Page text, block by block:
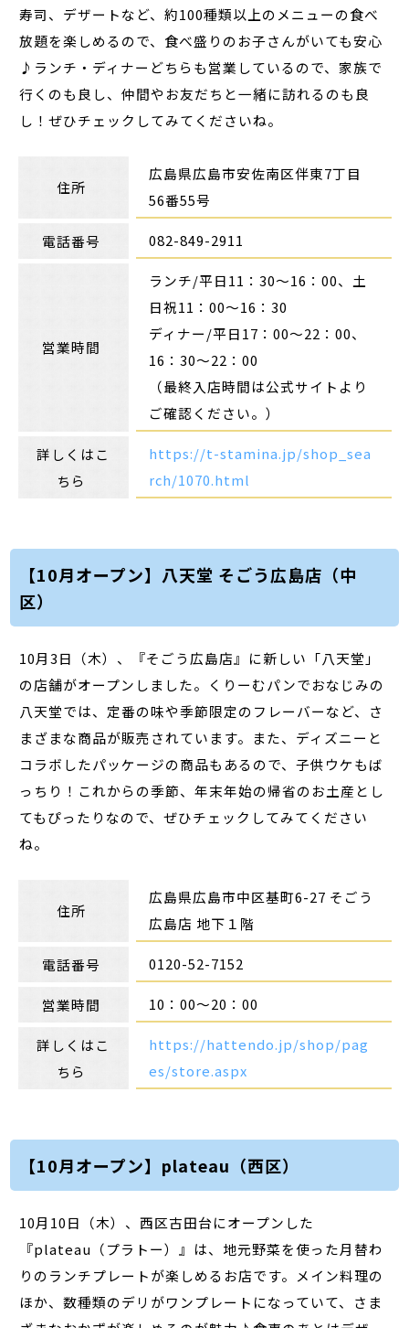
寿司、デザートなど、約100種類以上のメニューの食べ
放題を楽しめるので、食べ盛りのお子さんがいても安心
♪ランチ・ディナーどちらも営業しているので、家族で
行くのも良し、仲間やお友だちと一緒に訪れるのも良
し！ぜひチェックしてみてくださいね。
住所
広島県広島市安佐南区伴東7丁目
56番55号
電話番号 082-849-2911
営業時間
ランチ/平日11：30～16：00、土
日祝11：00～16：30
ディナー/平日17：00～22：00、
16：30～22：00
（最終入店時間は公式サイトより
ご確認ください。）
詳しくはこ
ちら
https://t-stamina.jp/shop_sea
rch/1070.html
【10月オープン】八天堂 そごう広島店（中
区）
10月3日（木）、『そごう広島店』に新しい「八天堂」
の店舗がオープンしました。くりーむパンでおなじみの
八天堂では、定番の味や季節限定のフレーバーなど、さ
まざまな商品が販売されています。また、ディズニーと
コラボしたパッケージの商品もあるので、子供ウケもば
っちり！これからの季節、年末年始の帰省のお土産とし
てもぴったりなので、ぜひチェックしてみてください
ね。
住所
広島県広島市中区基町6-27 そごう
広島店 地下１階
電話番号 0120-52-7152
営業時間 10：00～20：00
詳しくはこ
ちら
https://hattendo.jp/shop/pag
es/store.aspx
【10月オープン】plateau（西区）
10月10日（木）、西区古田台にオープンした
『plateau（プラトー）』は、地元野菜を使った月替わ
りのランチプレートが楽しめるお店です。メイン料理の
ほか、数種類のデリがワンプレートになっていて、さま